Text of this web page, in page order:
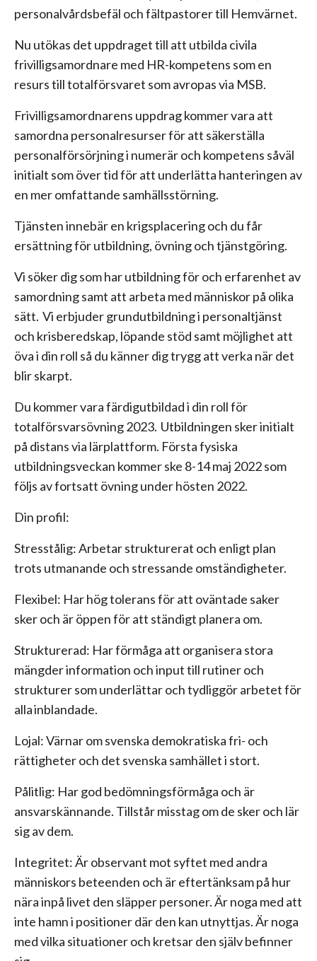
personalvårdsbefäl och fältpastorer till Hemvärnet.
Nu utökas det uppdraget till att utbilda civila
frivilligsamordnare med HR-kompetens som en
resurs till totalförsvaret som avropas via MSB.
Frivilligsamordnarens uppdrag kommer vara att
samordna personalresurser för att säkerställa
personalförsörjning i numerär och kompetens såväl
initialt som över tid för att underlätta hanteringen av
en mer omfattande samhällsstörning.
Tjänsten innebär en krigsplacering och du får
ersättning för utbildning, övning och tjänstgöring.
Vi söker dig som har utbildning för och erfarenhet av
samordning samt att arbeta med människor på olika
sätt. Vi erbjuder grundutbildning i personaltjänst
och krisberedskap, löpande stöd samt möjlighet att
öva i din roll så du känner dig trygg att verka när det
blir skarpt.
Du kommer vara färdigutbildad i din roll för
totalförsvarsövning 2023. Utbildningen sker initialt
på distans via lärplattform. Första fysiska
utbildningsveckan kommer ske 8-14 maj 2022 som
följs av fortsatt övning under hösten 2022.
Din profil:
Stresstålig: Arbetar strukturerat och enligt plan
trots utmanande och stressande omständigheter.
Flexibel: Har hög tolerans för att oväntade saker
sker och är öppen för att ständigt planera om.
Strukturerad: Har förmåga att organisera stora
mängder information och input till rutiner och
strukturer som underlättar och tydliggör arbetet för
alla inblandade.
Lojal: Värnar om svenska demokratiska fri- och
rättigheter och det svenska samhället i stort.
Pålitlig: Har god bedömningsförmåga och är
ansvarskännande. Tillstår misstag om de sker och lär
sig av dem.
Integritet: Är observant mot syftet med andra
människors beteenden och är eftertänksam på hur
nära inpå livet den släpper personer. Är noga med att
inte hamn i positioner där den kan utnyttjas. Är noga
med vilka situationer och kretsar den själv befinner